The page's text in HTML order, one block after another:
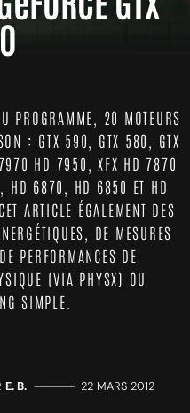
PROGRAMME, 20 MOTEURS
: GTX 590, GTX 580, GTX
HD 7950, XFX HD 7870
HD 6870, HD 6850 ET HD
ARTICLE ÉGALEMENT DES
DE MESURES
PERFORMANCES DE
(VIA PHYSX) OU
SIMPLE.
E. B. ————— 22 MARS 2012